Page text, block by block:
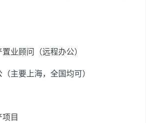
业顾问（远程办公）
主要上海，全国均可）
目